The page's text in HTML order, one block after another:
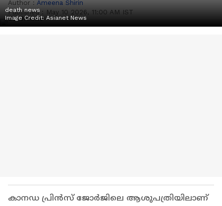
Author : Ameena Shirin
Published : May 10 2026, 11:00 AM IST
death news
Image Credit: Asianet News
കാനഡ പ്രിൻസ് ജോർജിലെ ആശുപത്രിയിലാണ്